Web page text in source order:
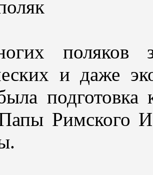
поляков
и даже
Римского